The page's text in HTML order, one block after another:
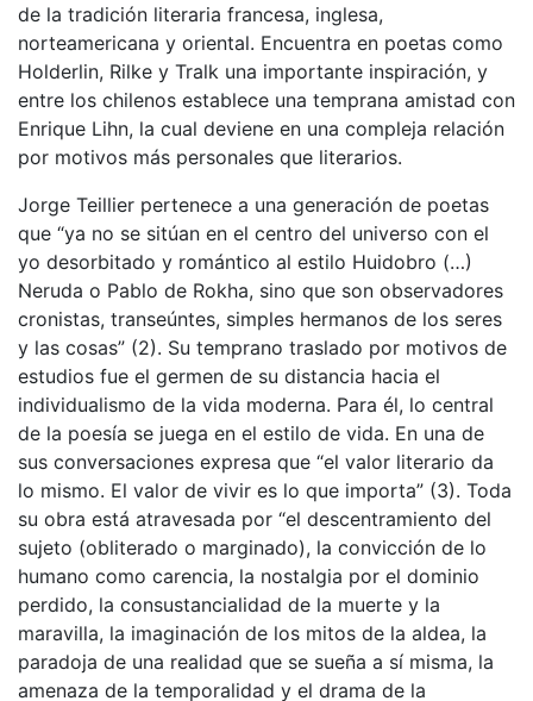
de la tradición literaria francesa, inglesa,
norteamericana y oriental. Encuentra en poetas como
Holderlin, Rilke y Tralk una importante inspiración, y
entre los chilenos establece una temprana amistad con
Enrique Lihn, la cual deviene en una compleja relación
por motivos más personales que literarios.
Jorge Teillier pertenece a una generación de poetas
que “ya no se sitúan en el centro del universo con el
yo desorbitado y romántico al estilo Huidobro (…)
Neruda o Pablo de Rokha, sino que son observadores
cronistas, transeúntes, simples hermanos de los seres
y las cosas” (2). Su temprano traslado por motivos de
estudios fue el germen de su distancia hacia el
individualismo de la vida moderna. Para él, lo central
de la poesía se juega en el estilo de vida. En una de
sus conversaciones expresa que “el valor literario da
lo mismo. El valor de vivir es lo que importa” (3). Toda
su obra está atravesada por “el descentramiento del
sujeto (obliterado o marginado), la convicción de lo
humano como carencia, la nostalgia por el dominio
perdido, la consustancialidad de la muerte y la
maravilla, la imaginación de los mitos de la aldea, la
paradoja de una realidad que se sueña a sí misma, la
amenaza de la temporalidad y el drama de la